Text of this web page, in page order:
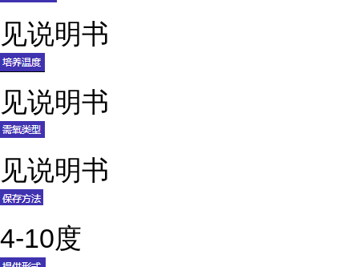
见说明书
见说明书
见说明书
4-10度